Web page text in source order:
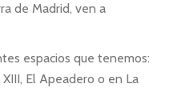
de Madrid, ven a
espacios que tenemos:
XIII, El Apeadero o en La